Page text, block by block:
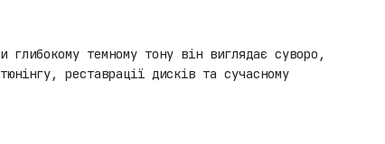
глибокому темному тону він виглядає суворо,
реставрації дисків та сучасному